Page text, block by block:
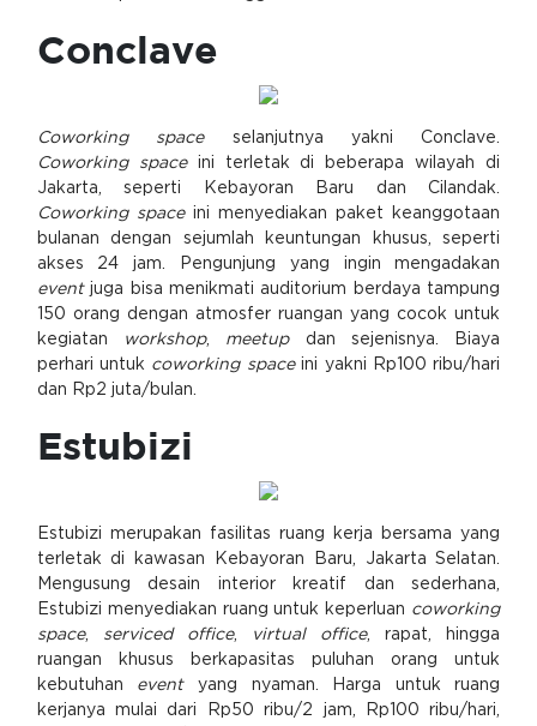
Conclave
Coworking spaceselanjutnya yakni Conclave.
Coworking spaceini terletak di beberapa wilayah di
Jakarta, seperti Kebayoran Baru dan Cilandak.
Coworking spaceini menyediakan paket keanggotaan
bulanan dengan sejumlah keuntungan khusus, seperti
akses 24 jam. Pengunjung yang ingin mengadakan
eventjuga bisa menikmati auditorium berdaya tampung
150 orang dengan atmosfer ruangan yang cocok untuk
kegiatan
workshop, meetupdan sejenisnya. Biaya
perhari untuk coworking spaceini yakni Rp100 ribu/hari
dan Rp2 juta/bulan.
Estubizi
Estubizi merupakan fasilitas ruang kerja bersama yang
terletak di kawasan Kebayoran Baru, Jakarta Selatan.
Mengusung desain interior kreatif dan sederhana,
Estubizi menyediakan ruang untuk keperluan coworking
space, serviced office, virtual office, rapat, hingga
ruangan khusus berkapasitas puluhan orang untuk
kebutuhan eventyang nyaman. Harga untuk ruang
kerjanya mulai dari Rp50 ribu/2 jam, Rp100 ribu/hari,